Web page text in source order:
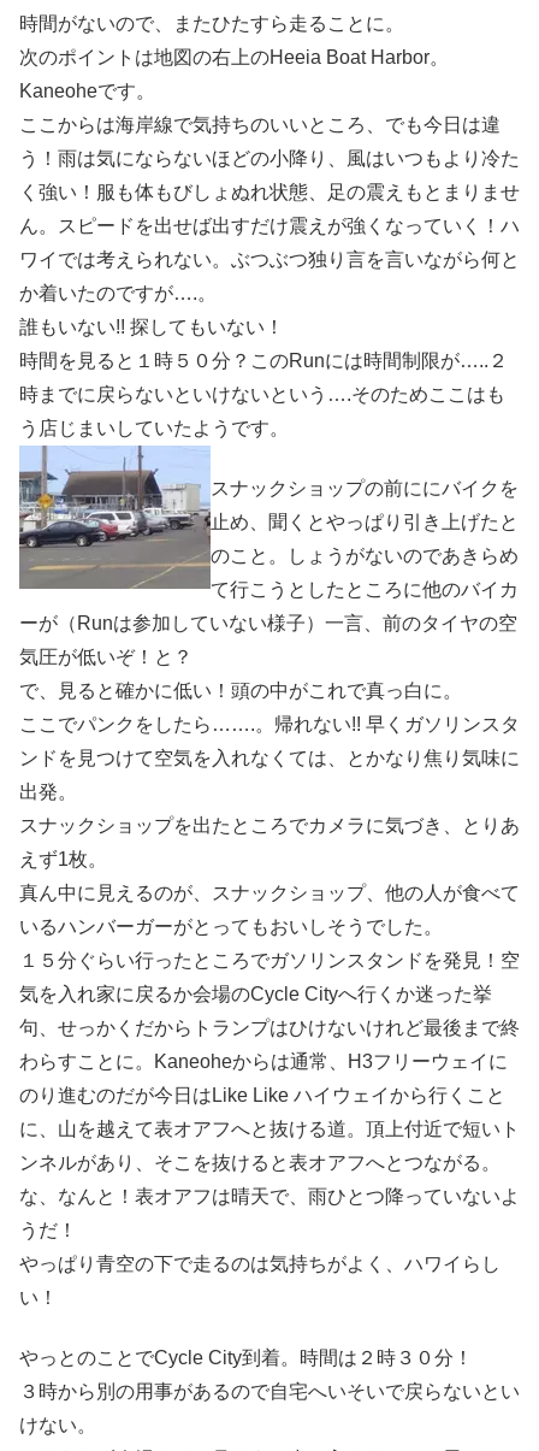
時間がないので、またひたすら走ることに。
次のポイントは地図の右上のHeeia Boat Harbor。
Kaneoheです。
ここからは海岸線で気持ちのいいところ、でも今日は違
う！雨は気にならないほどの小降り、風はいつもより冷た
く強い！服も体もびしょぬれ状態、足の震えもとまりませ
ん。スピードを出せば出すだけ震えが強くなっていく！ハ
ワイでは考えられない。ぶつぶつ独り言を言いながら何と
か着いたのですが….。
誰もいない!! 探してもいない！
時間を見ると１時５０分？このRunには時間制限が…..２
時までに戻らないといけないという….そのためここはも
う店じまいしていたようです。
スナックショップの前ににバイクを
止め、聞くとやっぱり引き上げたと
のこと。しょうがないのであきらめ
て行こうとしたところに他のバイカ
ーが（Runは参加していない様子）一言、前のタイヤの空
気圧が低いぞ！と？
で、見ると確かに低い！頭の中がこれで真っ白に。
ここでパンクをしたら…….。帰れない!! 早くガソリンスタ
ンドを見つけて空気を入れなくては、とかなり焦り気味に
出発。
スナックショップを出たところでカメラに気づき、とりあ
えず1枚。
真ん中に見えるのが、スナックショップ、他の人が食べて
いるハンバーガーがとってもおいしそうでした。
１５分ぐらい行ったところでガソリンスタンドを発見！空
気を入れ家に戻るか会場のCycle Cityへ行くか迷った挙
句、せっかくだからトランプはひけないけれど最後まで終
わらすことに。Kaneoheからは通常、H3フリーウェイに
のり進むのだが今日はLike Like ハイウェイから行くこと
に、山を越えて表オアフへと抜ける道。頂上付近で短いト
ンネルがあり、そこを抜けると表オアフへとつながる。
な、なんと！表オアフは晴天で、雨ひとつ降っていないよ
うだ！
やっぱり青空の下で走るのは気持ちがよく、ハワイらし
い！
やっとのことでCycle City到着。時間は２時３０分！
３時から別の用事があるので自宅へいそいで戻らないとい
けない。